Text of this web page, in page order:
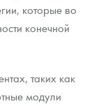
которые во
конечной
таких как
модули